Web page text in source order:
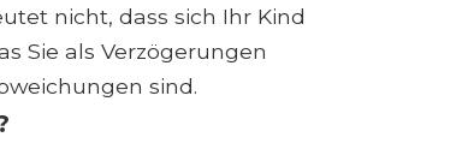
nicht, dass sich Ihr Kind
Sie als Verzögerungen
sind.